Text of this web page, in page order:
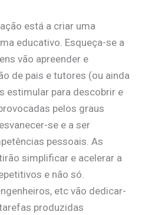
está a criar uma
educativo. Esqueça-se a
vão apreender e
de pais e tutores (ou ainda
estimular para descobrir e
pelos graus
se e a ser
pessoais. As
simplificar e acelerar a
e não só.
etc vão dedicar-
produzidas